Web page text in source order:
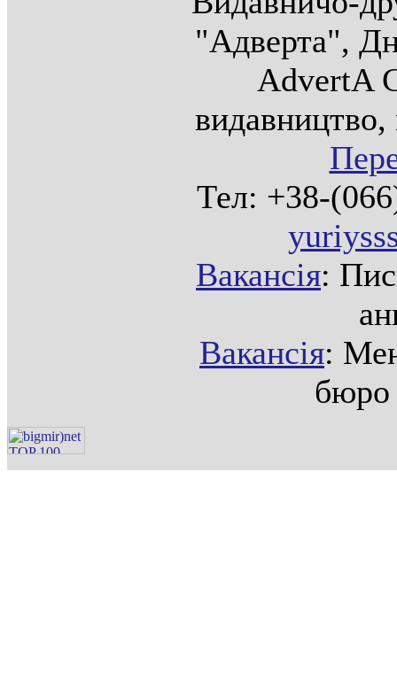
"Адверта",
AdvertA
видавництво,
Тел: +38-
Вакансія:
Вакансія:
бюро